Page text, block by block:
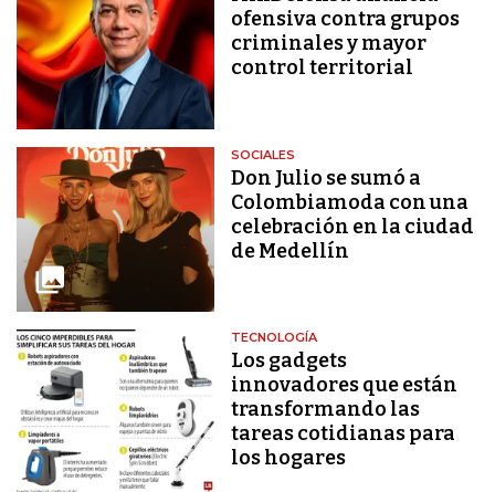
ofensiva contra grupos
criminales y mayor
control territorial
SOCIALES
Don Julio se sumó a
Colombiamoda con una
celebración en la ciudad
de Medellín
TECNOLOGÍA
Los gadgets
innovadores que están
transformando las
tareas cotidianas para
los hogares